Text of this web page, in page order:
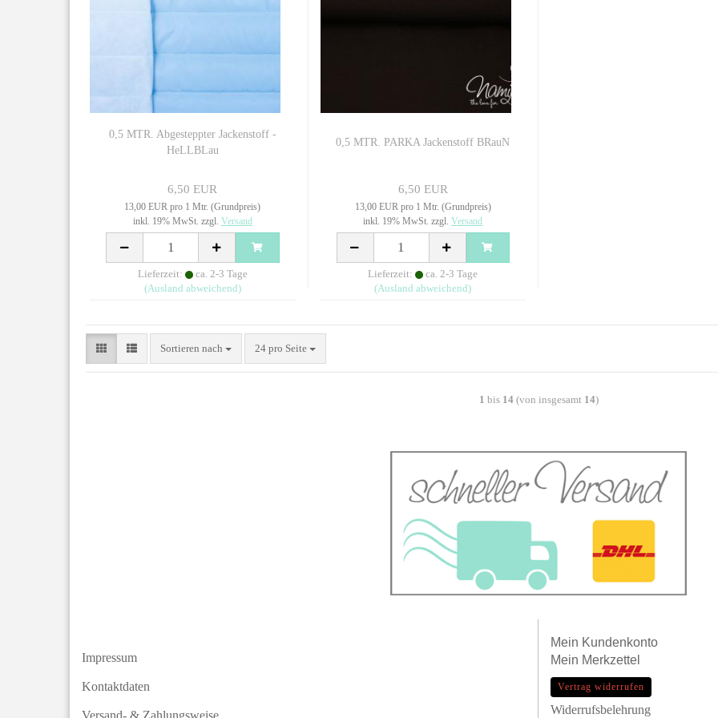
0,5 MTR. Abgesteppter Jackenstoff -
HeLLBLau
6,50 EUR
13,00 EUR pro 1 Mtr. (Grundpreis)
inkl. 19% MwSt. zzgl. Versand
Lieferzeit:
ca. 2-3 Tage
(Ausland abweichend)
0,5 MTR. PARKA Jackenstoff BRauN
6,50 EUR
13,00 EUR pro 1 Mtr. (Grundpreis)
inkl. 19% MwSt. zzgl.Versand
Lieferzeit:
ca. 2-3 Tage
(Ausland abweichend)
Sortieren nach 24 pro Seite
1 bis 14(von insgesamt 14)
Impressum
Kontaktdaten
Versand- & Zahlungsweise
Mein Kundenkonto
Mein Merkzettel
Vertrag widerrufen
Widerrufsbelehrung